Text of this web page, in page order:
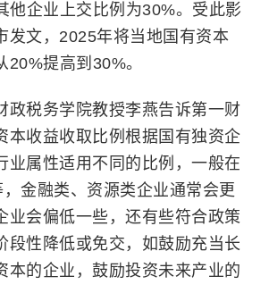
他企业上交比例为30%。受此影
发文，2025年将当地国有资本
20%提高到30%。
政税务学院教授李燕告诉第一财
本收益收取比例根据国有独资企
业属性适用不同的比例，一般在
金融类、资源类企业通常会更
业会偏低一些，还有些符合政策
段性降低或免交，如鼓励充当长
本的企业，鼓励投资未来产业的